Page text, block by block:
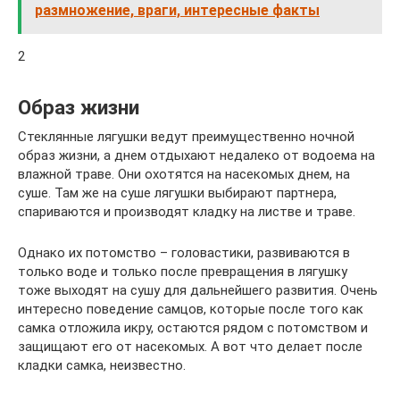
размножение, враги, интересные факты
2
Образ жизни
Стеклянные лягушки ведут преимущественно ночной
образ жизни, а днем отдыхают недалеко от водоема на
влажной траве. Они охотятся на насекомых днем, на
суше. Там же на суше лягушки выбирают партнера,
спариваются и производят кладку на листве и траве.
Однако их потомство – головастики, развиваются в
только воде и только после превращения в лягушку
тоже выходят на сушу для дальнейшего развития. Очень
интересно поведение самцов, которые после того как
самка отложила икру, остаются рядом с потомством и
защищают его от насекомых. А вот что делает после
кладки самка, неизвестно.